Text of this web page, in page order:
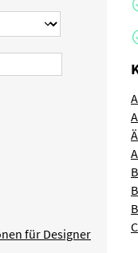
für Designer